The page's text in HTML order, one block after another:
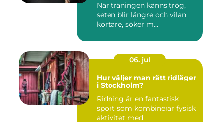
När träningen känns trög,
seten blir längre och vilan
kortare, söker m...
06. jul
Hur väljer man rätt ridläger
i Stockholm?
Ridning är en fantastisk
sport som kombinerar fysisk
aktivitet med